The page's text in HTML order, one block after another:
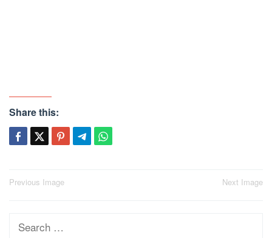
Share this:
Post
Previous Image Next Image
Search